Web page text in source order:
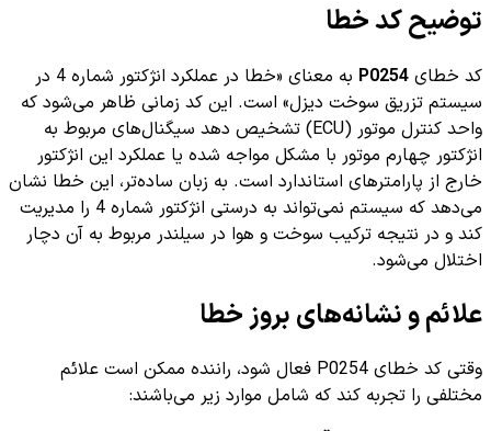
توضیح کد خطا
کد خطای P0254
به معنای «خطا در عملکرد انژکتور شماره 4 در
سیستم تزریق سوخت دیزل» است. این کد زمانی ظاهر می‌شود که
واحد کنترل موتور (ECU) تشخیص دهد سیگنال‌های مربوط به
انژکتور چهارم موتور با مشکل مواجه شده یا عملکرد این انژکتور
خارج از پارامترهای استاندارد است. به زبان ساده‌تر، این خطا نشان
می‌دهد که سیستم نمی‌تواند به درستی انژکتور شماره 4 را مدیریت
کند و در نتیجه ترکیب سوخت و هوا در سیلندر مربوط به آن دچار
اختلال می‌شود.
علائم و نشانه‌های بروز خطا
وقتی کد خطای P0254 فعال شود، راننده ممکن است علائم
مختلفی را تجربه کند که شامل موارد زیر می‌باشند: